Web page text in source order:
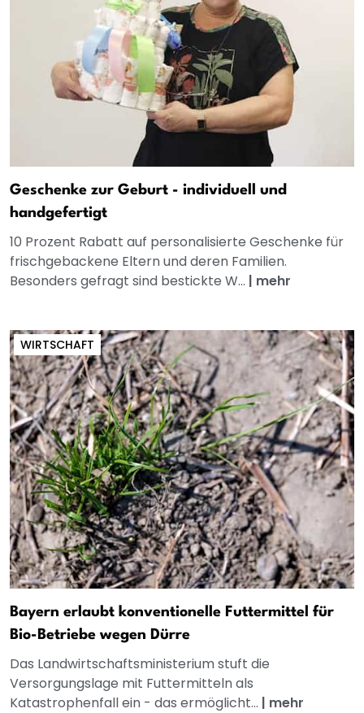
Geschenke zur Geburt - individuell und
handgefertigt
10 Prozent Rabatt auf personalisierte Geschenke für
frischgebackene Eltern und deren Familien.
Besonders gefragt sind bestickte W... | mehr
WIRTSCHAFT
Bayern erlaubt konventionelle Futtermittel für
Bio-Betriebe wegen Dürre
Das Landwirtschaftsministerium stuft die
Versorgungslage mit Futtermitteln als
Katastrophenfall ein - das ermöglicht... | mehr